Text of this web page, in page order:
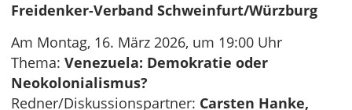
Freidenker-Verband Schweinfurt/Würzburg
Am Montag, 16. März 2026, um 19:00 Uhr
Thema: Venezuela: Demokratie oder
Neokolonialismus?
Redner/Diskussionspartner: Carsten Hanke,